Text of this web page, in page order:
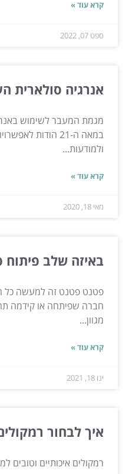
קרא עוד »
ספט 07, 2022
אנרגיה סולארית
מגמת המעבר לשימוש
במאה ה-21 הודות
ולמודעות...
קרא עוד »
מאי 18, 2020
באיזה שלב פיתוח
פטנט פטנט זה למעשה כל
חברה שפיתחה או קידמה
מגוון...
קרא עוד »
ינו 18, 2021
איך לבחור
רמקולים איכותיים וטובים